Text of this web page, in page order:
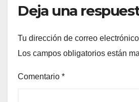
Deja una
Tu dirección de correo
Los campos obligatorios están
Comentario *